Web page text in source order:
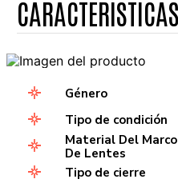
Género
Tipo de condición
Material Del Marco
De Lentes
Tipo de cierre